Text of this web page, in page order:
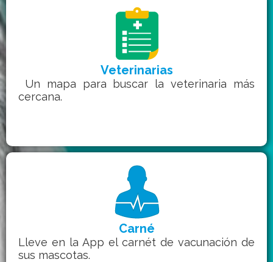
Veterinarias
Un mapa para buscar la veterinaria más
cercana.
Carné
Lleve en la App el carnét de vacunación de
sus mascotas.